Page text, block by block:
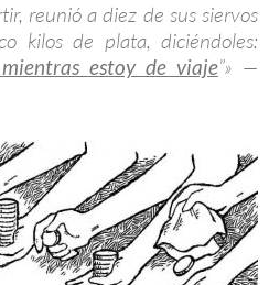
reunió a diez de sus siervos
kilos de plata, diciéndoles:
estoy de viaje”» —